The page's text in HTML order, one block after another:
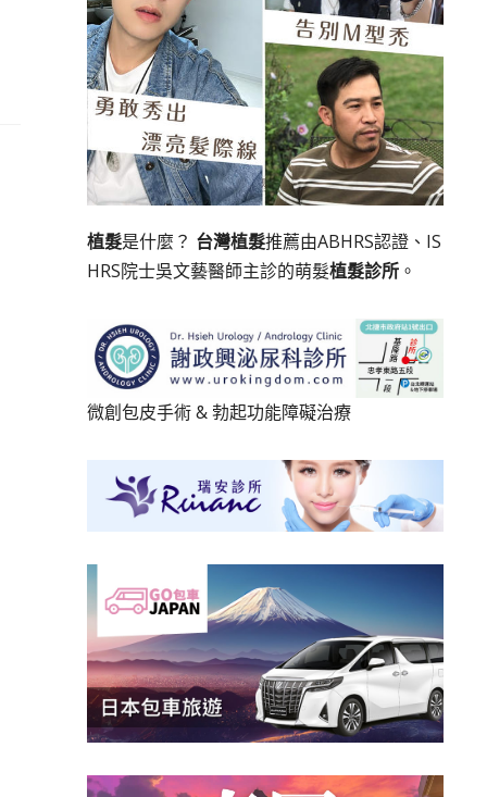
植髮是什麼？ 台灣植髮推薦由ABHRS認證、IS
HRS院士吳文藝醫師主診的萌髮植髮診所。
微創包皮手術&勃起功能障礙治療